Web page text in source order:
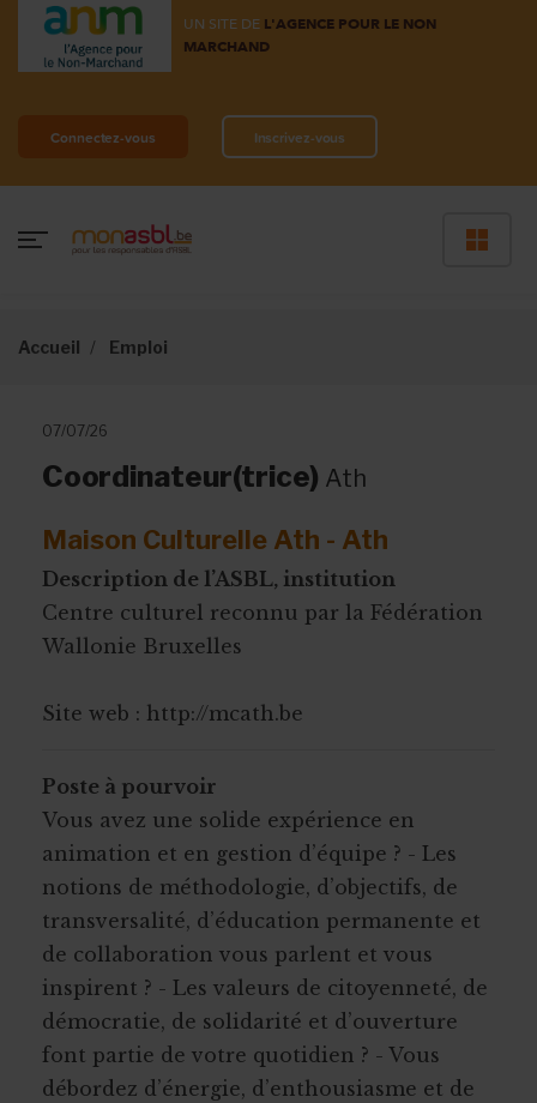
UN SITE DE L'AGENCE POUR LE NON
MARCHAND
Connectez-vous Inscrivez-vous
Accueil Emploi
07/07/26
Coordinateur(trice) Ath
Maison Culturelle Ath - Ath
Description de l’ASBL, institution
Centre culturel reconnu par la Fédération
Wallonie Bruxelles
Site web : http://mcath.be
Poste à pourvoir
Vous avez une solide expérience en
animation et en gestion d’équipe ? - Les
notions de méthodologie, d’objectifs, de
transversalité, d’éducation permanente et
de collaboration vous parlent et vous
inspirent ? - Les valeurs de citoyenneté, de
démocratie, de solidarité et d’ouverture
font partie de votre quotidien ? - Vous
débordez d’énergie, d’enthousiasme et de